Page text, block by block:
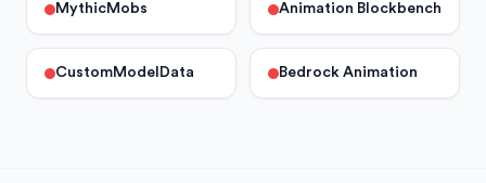
MythicMobs Animation Blockbench
CustomModelData Bedrock Animation